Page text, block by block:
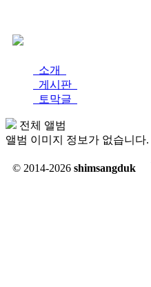
소개
게시판
토막글
전체 앨범
앨범 이미지 정보가 없습니다.
© 2014-2026 shimsangduk